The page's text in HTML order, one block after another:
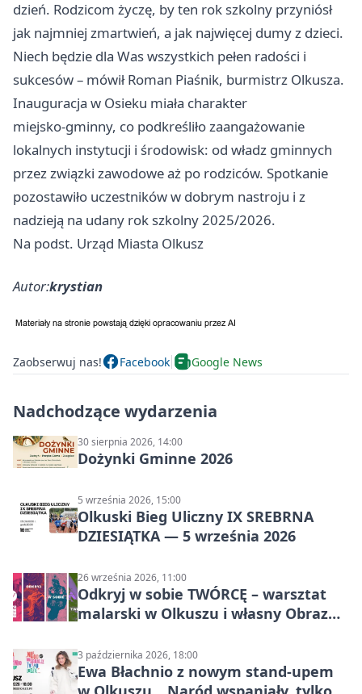
dzień. Rodzicom życzę, by ten rok szkolny przyniósł
jak najmniej zmartwień, a jak najwięcej dumy z dzieci.
Niech będzie dla Was wszystkich pełen radości i
sukcesów – mówił Roman Piaśnik, burmistrz Olkusza.
Inauguracja w Osieku miała charakter
miejsko‑gminny, co podkreśliło zaangażowanie
lokalnych instytucji i środowisk: od władz gminnych
przez związki zawodowe aż po rodziców. Spotkanie
pozostawiło uczestników w dobrym nastroju i z
nadzieją na udany rok szkolny 2025/2026.
Na podst. Urząd Miasta Olkusz
Autor:krystian
Zaobserwuj nas! Facebook Google News
Nadchodzące wydarzenia
30 sierpnia 2026, 14:00
Dożynki Gminne 2026
5 września 2026, 15:00
Olkuski Bieg Uliczny IX SREBRNA
DZIESIĄTKA — 5 września 2026
26 września 2026, 11:00
Odkryj w sobie TWÓRCĘ – warsztat
malarski w Olkuszu i własny Obraz
3 października 2026, 18:00
Ewa Błachnio z nowym stand-upem